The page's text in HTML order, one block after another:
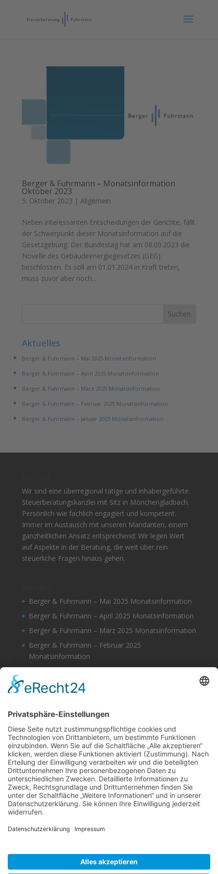
Berger & Fuhrmann – Monatsinformation
Oktober 2023
5. Oktober 2023 | Allgemein
Neben interessanten Entscheidungen der Gerichte, fällt
der Schwerpunkt dieser Monatsinformation auf die
Gesetzgebung. Der Bundestag hat am 08.09.2023 die
Novelle des Gebäudeenergiegesetzes (GEG)
beschlossen. Es soll am 01.01.2024 in Kraft treten,
muss zuvor aber noch...
Aktuelles
Berger & Fuhrmann – Mai 2025 Monatsinformation
Berger & Fuhrmann – April 2025 Monatsinformation
Berger & Fuhrmann – März 2025 Monatsinformation
Berger & Fuhrmann – Februar 2025 Monatsinformation
Berger & Fuhrmann – Januar 2025 Monatsinformation
Wir sind eine überregional tätige und inhabergeführte
Steuerberatungskanzlei mit Sitz in Mönchengladbach.
Persönlich wie fachlich engagiert und kompetent.
Immer im Austausch mit unseren Mandanten, einem
ganzheitlichen Ansatz entsprechend: Wir legen Wert
auf Aspekte in der Beratung, die weit über rein
steuerliche Fragen hinaus gehen.
Berger & Fuhrmann – Mai 2025 Monatsinformation
Berger & Fuhrmann – April 2025 Monatsinformation
Berger & Fuhrmann – März 2025 Monatsinformation
Berger & Fuhrmann – Februar 2025
Monatsinformation
Monatsinformation
Suche
Datenschutz
Cookie-Einstellungen
Sonstige
Kontakt
Facebook
Anfahrt & Lageplan